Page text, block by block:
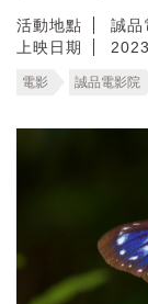
活動地點
誠品
上映日期
電影 誠品電影院